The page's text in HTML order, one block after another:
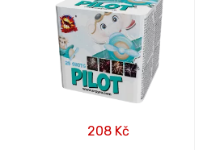
208 Kč